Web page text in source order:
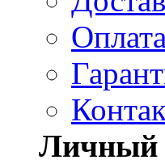
Оплата
Личный